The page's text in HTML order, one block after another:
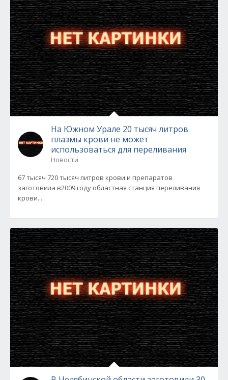
На Южном Урале 20 тысяч литров
плазмы крови не может
использоваться для переливания
Новости
67 тысяч 720 тысяч литров крови и препаратов
заготовила в2009 году областная станция переливания
крови...